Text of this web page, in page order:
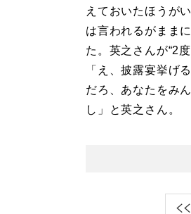
えておいたほうが
は言われるがまま
た。英之さんが“2
「え、披露宴挙げ
だろ、あなたをみ
し」と英之さん。